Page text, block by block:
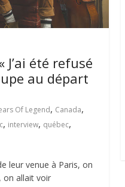
J’ai été refusé
au départ
Of Legend, Canada,
, interview, québec,
leur venue à Paris, on
on allait voir